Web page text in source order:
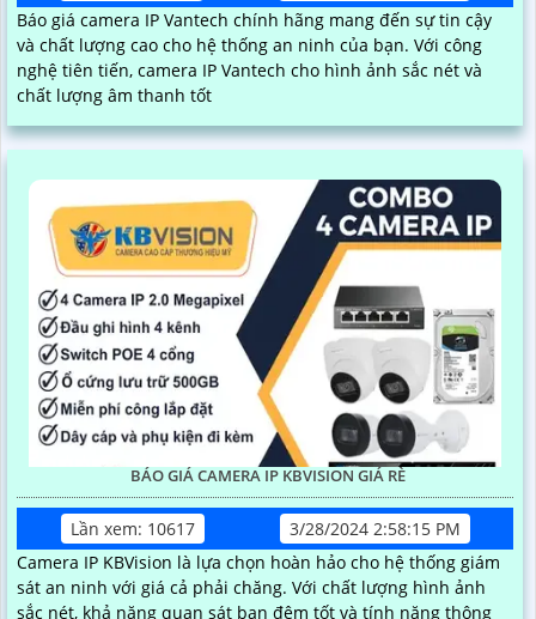
Báo giá camera IP Vantech chính hãng mang đến sự tin cậy
và chất lượng cao cho hệ thống an ninh của bạn. Với công
nghệ tiên tiến, camera IP Vantech cho hình ảnh sắc nét và
chất lượng âm thanh tốt
BÁO GIÁ CAMERA IP KBVISION GIÁ RÈ
Lần xem: 10617
3/28/2024 2:58:15 PM
Camera IP KBVision là lựa chọn hoàn hảo cho hệ thống giám
sát an ninh với giá cả phải chăng. Với chất lượng hình ảnh
sắc nét, khả năng quan sát ban đêm tốt và tính năng thông